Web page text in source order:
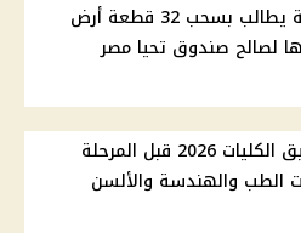
توفيق عكاشة يطالب بسحب 32 قطعة أرض
لصالح صندوق تحيا مصر
مؤشرات تنسيق الكليات 2026 قبل المرحلة
الطب والهندسة والألسن